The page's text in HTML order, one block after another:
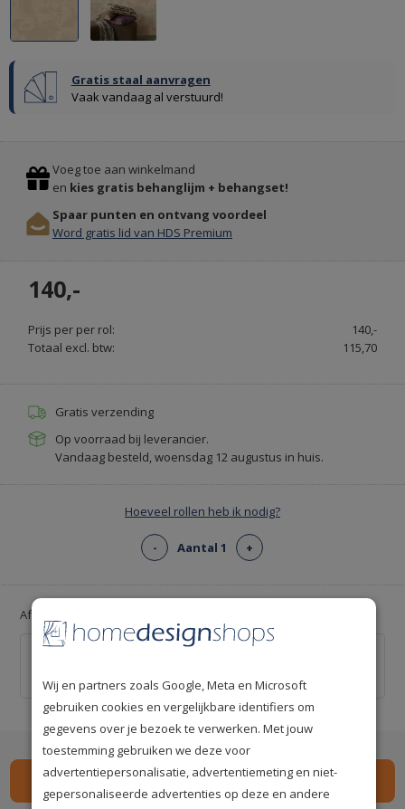
Gratis staal aanvragen
Vaak vandaag al verstuurd!
MEUBELS
&
VERLICHTING
INTERIEURDESIGNSHOP.NL
Previous
Stop
Voeg toe aan winkelmand
en kies gratis behanglijm + behangset!
Spaar punten en ontvang voordeel
Word gratis lid van HDS Premium
140,-
Prijs per per rol:
140,-
Totaal excl. btw:
115,70
Gratis verzending
Op voorraad bij leverancier.
Vandaag besteld, woensdag 12 augustus in huis.
Hoeveel rollen heb ik nodig?
- Aantal 1 +
Afsnijliniaal voor strakke snijlijnen!
Behang afsnijliniaal 55cm
Wij en partners zoals Google, Meta en Microsoft
gebruiken cookies en vergelijkbare identifiers om
gegevens over je bezoek te verwerken. Met jouw
toestemming gebruiken we deze voor
advertentiepersonalisatie, advertentiemeting en niet-
gepersonaliseerde advertenties op deze en andere